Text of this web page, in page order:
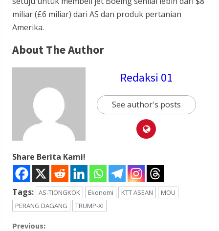
miliar (£6 miliar) dari AS dan produk pertanian
Amerika.
About The Author
Redaksi 01
See author's posts
Share Berita Kami!
Tags: AS-TIONGKOK Ekonomi KTT ASEAN
MOU
PERANG DAGANG
TRUMP-XI
Previous: